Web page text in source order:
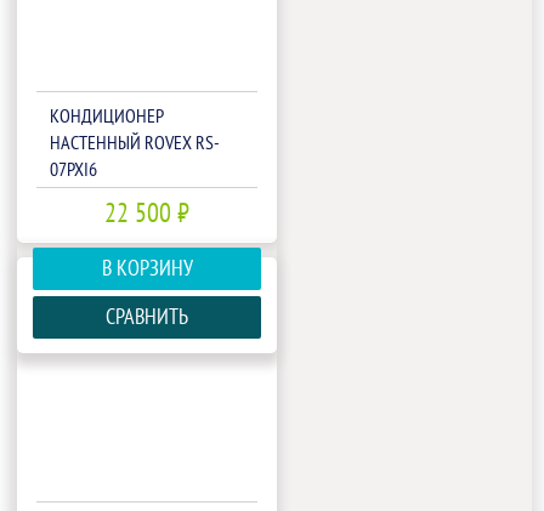
КОНДИЦИОНЕР
НАСТЕННЫЙ ROVEX RS-
07PXI6
22 500 ₽
В КОРЗИНУ
СРАВНИТЬ